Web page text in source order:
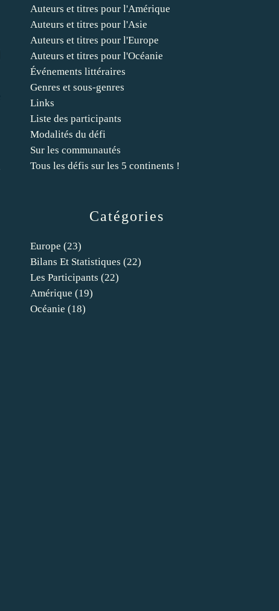
Catégories
Europe (23)
Bilans Et Statistiques (22)
Les Participants (22)
Amérique (19)
Océanie (18)
Auteurs et titres pour l'Amérique
Auteurs et titres pour l'Asie
Auteurs et titres pour l'Europe
Auteurs et titres pour l'Océanie
Événements littéraires
Genres et sous-genres
Links
Liste des participants
Modalités du défi
Sur les communautés
Tous les défis sur les 5 continents !